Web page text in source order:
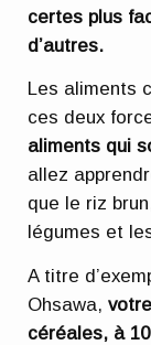
certes plus
d’autres.
Les aliments
ces deux
aliments qui
allez
que le riz
légumes et
A titre
Ohsawa,
céréales, à